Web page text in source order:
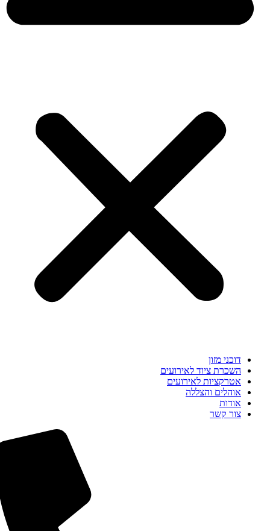
דוכני מזון
השכרת ציוד לאירועים
אטרקציות לאירועים
אוהלים והצללה
אודות
צור קשר